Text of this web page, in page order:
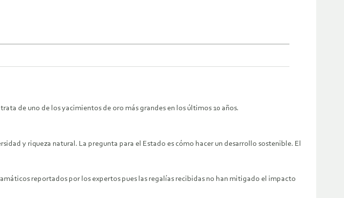
de uno de los yacimientos de oro más grandes en los últimos 10 años.
y riqueza natural. La pregunta para el Estado es cómo hacer un desarrollo sostenible. El
reportados por los expertos pues las regalías recibidas no han mitigado el impacto